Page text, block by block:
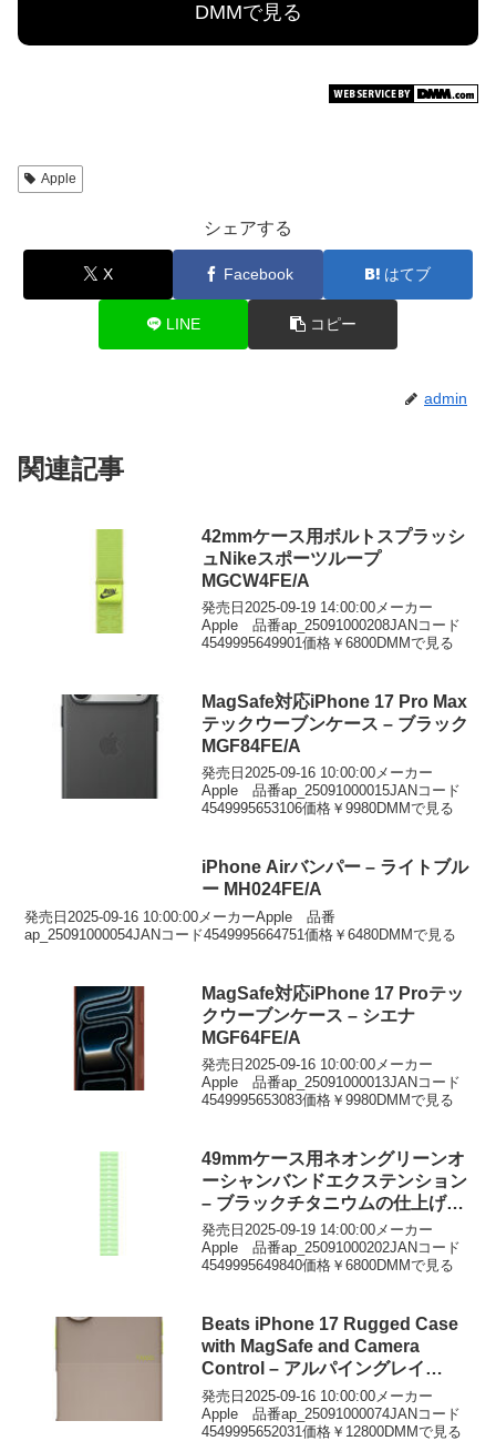
DMMで見る
Apple
シェアする
X Facebook はてブ
LINE コピー
admin
関連記事
42mmケース用ボルトスプラッシ
ュNikeスポーツループ
MGCW4FE/A
発売日2025-09-19 14:00:00メーカー
Apple 品番ap_25091000208JANコード
4549995649901価格￥6800DMMで見る
MagSafe対応iPhone 17 Pro Max
テックウーブンケース – ブラック
MGF84FE/A
発売日2025-09-16 10:00:00メーカー
Apple 品番ap_25091000015JANコード
4549995653106価格￥9980DMMで見る
iPhone Airバンパー – ライトブル
ー MH024FE/A
発売日2025-09-16 10:00:00メーカーApple 品番
ap_25091000054JANコード4549995664751価格￥6480DMMで見る
MagSafe対応iPhone 17 Proテッ
クウーブンケース – シエナ
MGF64FE/A
発売日2025-09-16 10:00:00メーカー
Apple 品番ap_25091000013JANコード
4549995653083価格￥9980DMMで見る
49mmケース用ネオングリーンオ
ーシャンバンドエクステンション
– ブラックチタニウムの仕上げ
MGCM4FE/A
発売日2025-09-19 14:00:00メーカー
Apple 品番ap_25091000202JANコード
4549995649840価格￥6800DMMで見る
Beats iPhone 17 Rugged Case
with MagSafe and Camera
Control – アルパイングレイ
MGK04PA/A
発売日2025-09-16 10:00:00メーカー
Apple 品番ap_25091000074JANコード
4549995652031価格￥12800DMMで見る